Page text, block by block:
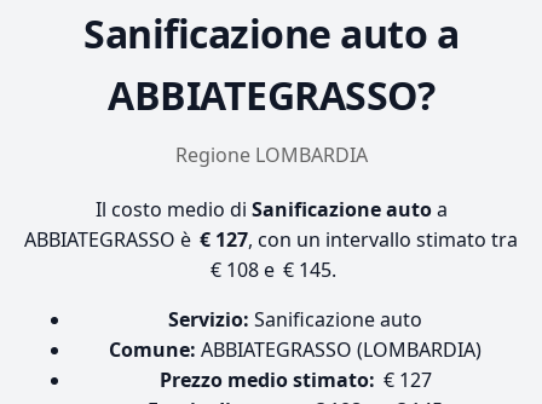
Sanificazione auto a
ABBIATEGRASSO?
Regione LOMBARDIA
Il costo medio di Sanificazione autoa
ABBIATEGRASSO è € 127, con un intervallo stimato tra
€ 108 e € 145.
Servizio: Sanificazione auto
Comune: ABBIATEGRASSO (LOMBARDIA)
Prezzo medio stimato: € 127